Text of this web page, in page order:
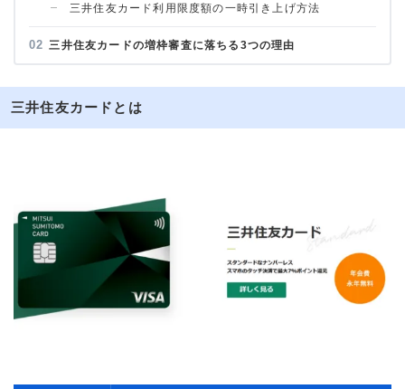
三井住友カード利用限度額の一時引き上げ方法
三井住友カードの増枠審査に落ちる3つの理由
三井住友カードとは